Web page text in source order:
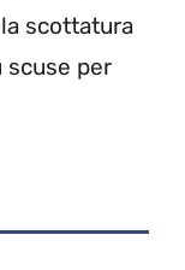
scottatura
scuse per